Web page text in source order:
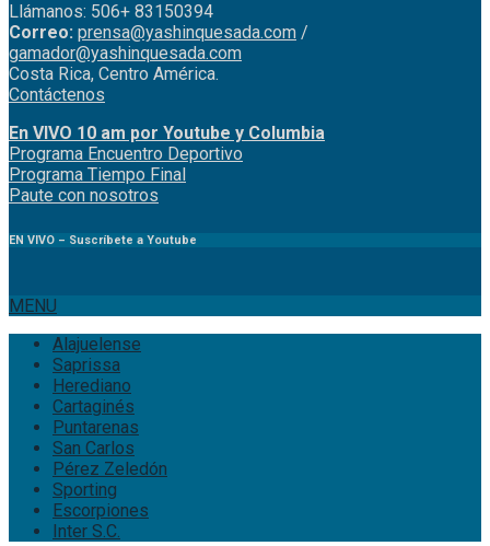
Llámanos: 506+ 83150394
Correo: prensa@yashinquesada.com /
gamador@yashinquesada.com
Costa Rica, Centro América.
Contáctenos
En VIVO 10 am por Youtube y Columbia
Programa Encuentro Deportivo
Programa Tiempo Final
Paute con nosotros
EN VIVO – Suscríbete a Youtube
MENU
Alajuelense
Saprissa
Herediano
Cartaginés
Puntarenas
San Carlos
Pérez Zeledón
Sporting
Escorpiones
Inter S.C.